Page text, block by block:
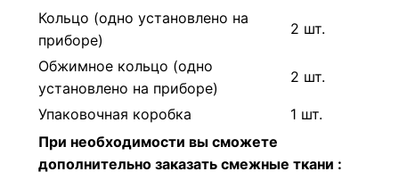
Кольцо (одно установлено на
приборе)
2 шт.
Обжимное кольцо (одно
установлено на приборе)
2 шт.
Упаковочная коробка
1 шт.
При необходимости вы сможете
дополнительно заказать смежные ткани :